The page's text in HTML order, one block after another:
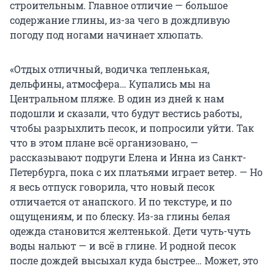
строительным. Главное отличие — большое
содержание глины, из-за чего в дождливую
погоду под ногами начинает хлюпать.
«Отдых отличный, водичка тепленькая,
дельфины, атмосфера… Купались мы на
Центральном пляже. В один из дней к нам
подошли и сказали, что будут вестись работы,
чтобы разрыхлить песок, и попросили уйти. Так
что в этом плане всё организовано, —
рассказывают подруги Елена и Инна из Санкт-
Петербурга, пока с их платьями играет ветер. — Но
я весь отпуск говорила, что новый песок
отличается от анапского. И по текстуре, и по
ощущениям, и по блеску. Из-за глины белая
одежда становится желтенькой. Дети чуть-чуть
воды нальют — и всё в глине. И родной песок
после дождей высыхал куда быстрее… Может, это